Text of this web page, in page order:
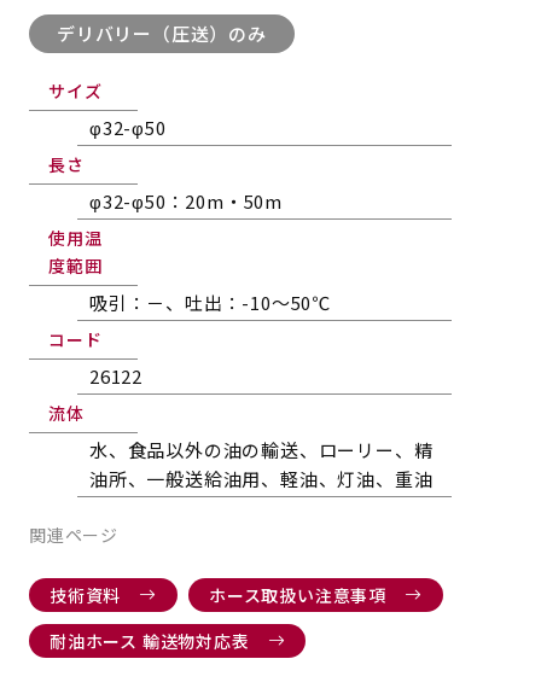
デリバリー（圧送）のみ
サイズ
φ32-φ50
長さ
φ32-φ50：20m・50m
使用温
度範囲
吸引：－、吐出：-10～50℃
コード
26122
流体
水、食品以外の油の輸送、ローリー、精
油所、一般送給油用、軽油、灯油、重油
関連ページ
技術資料
ホース取扱い注意事項
耐油ホース 輸送物対応表